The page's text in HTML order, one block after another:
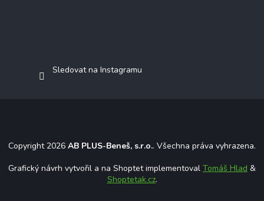
Sledovat na Instagramu
Copyright 2026 AB PLUS-Beneš, s.r.o.. Všechna práva vyhrazena.
Grafický návrh vytvořil a na Shoptet implementoval Tomáš Hlad &
Shoptetak.cz.